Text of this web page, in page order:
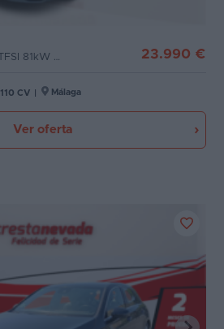
Sportback Adrenalin 30 TFSI 81kW S tron 23.990 €
110 CV Málaga
Ver oferta